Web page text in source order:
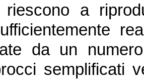
a
da un
semplificati